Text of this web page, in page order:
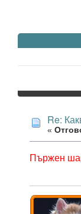
Re:
«
Пържен